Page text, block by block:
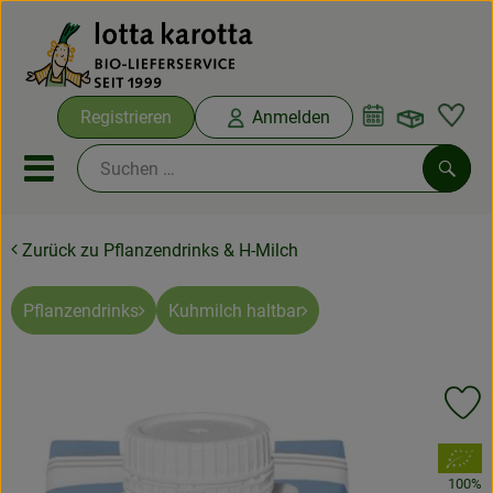
Registrieren Anmelden
Mobiles Menu öffnen oder
Ökokisten
Bio-Kochboxen
Saisonthemen
Zurück zu Pflanzendrinks & H-Milch
Pflanzendrinks Kuhmilch haltbar
, Verband:
100%